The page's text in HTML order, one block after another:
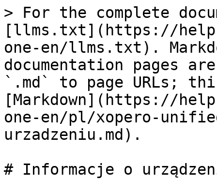
> For the complete
[llms.txt](https://
one-en/llms.txt).
documentation pages
`.md` to page URLs;
[Markdown](https://
one-en/pl/xopero-
urzadzeniu.md).
# Informacje o